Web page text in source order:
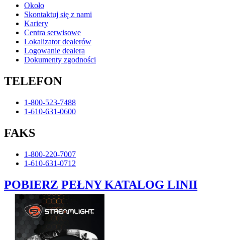
Około
Skontaktuj się z nami
Kariery
Centra serwisowe
Lokalizator dealerów
Logowanie dealera
Dokumenty zgodności
TELEFON
1-800-523-7488
1-610-631-0600
FAKS
1-800-220-7007
1-610-631-0712
POBIERZ PEŁNY KATALOG LINII